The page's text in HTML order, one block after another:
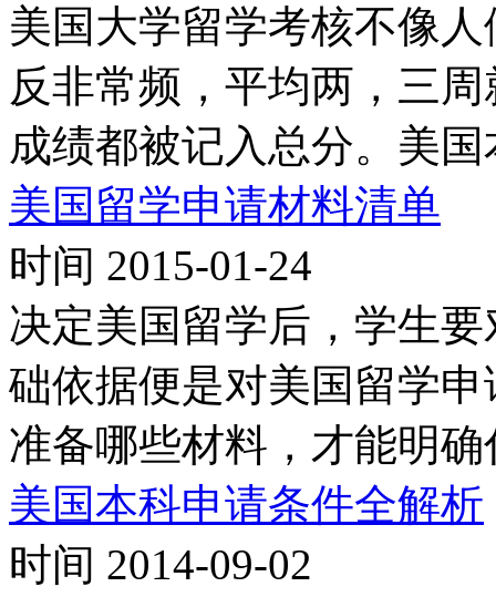
美国大学留学考核不像
反非常频，平均两，三
成绩都被记入总分。美
美国留学申请材料清单
时间 2015-01-24
决定美国留学后，学生
础依据便是对美国留学
准备哪些材料，才能明
美国本科申请条件全解析
时间 2014-09-02